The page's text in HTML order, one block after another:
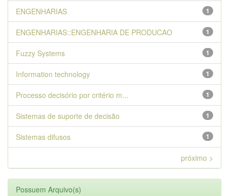
1
ENGENHARIAS
1
ENGENHARIAS::ENGENHARIA DE PRODUCAO
1
Fuzzy Systems
1
Information technology
1
Processo decisório por critério m...
1
Sistemas de suporte de decisão
1
Sistemas difusos
próximo >
Possuem Arquivo(s)